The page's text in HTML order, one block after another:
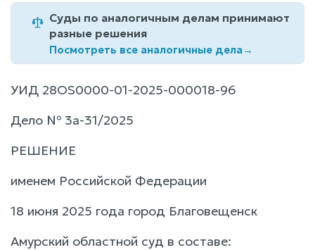
Суды по аналогичным делам принимают
разные решения
Посмотреть все аналогичные дела→
УИД 28OS0000-01-2025-000018-96
Дело № 3а-31/2025
РЕШЕНИЕ
именем Российской Федерации
18 июня 2025 года город Благовещенск
Амурский областной суд в составе: